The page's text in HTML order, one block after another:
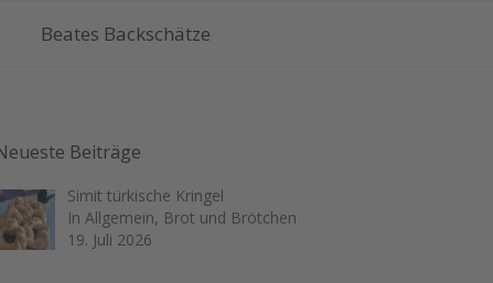
Beates Backschätze
Beiträge
Simit türkische Kringel
In Allgemein, Brot und Brötchen
19. Juli 2026